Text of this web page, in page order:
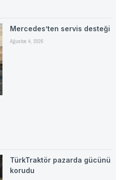
Mercedes’ten servis desteği
Ağustos 4, 2026
TürkTraktör pazarda gücünü
korudu